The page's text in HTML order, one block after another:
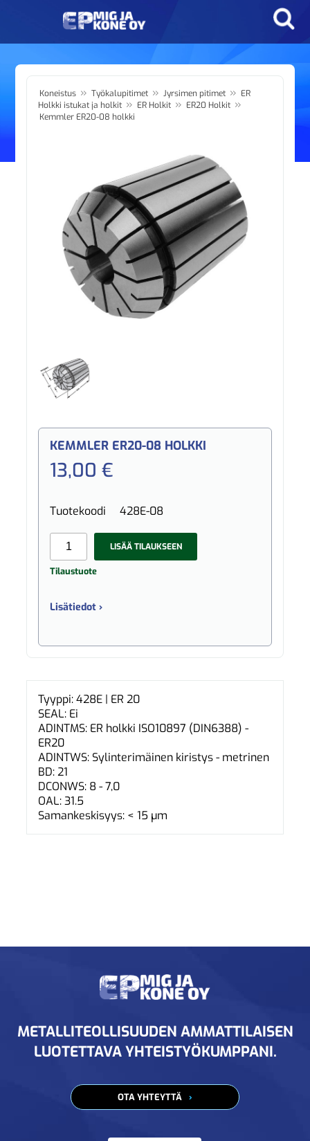
Koneistus » Työkalupitimet » Jyrsimen pitimet » ER
Holkki istukat ja holkit » ER Holkit » ER20 Holkit »
Kemmler ER20-08 holkki
KEMMLER ER20-08 HOLKKI
13,00 €
Tuotekoodi 428E-08
LISÄÄ TILAUKSEEN
Tilaustuote
Lisätiedot ›
Tyyppi: 428E | ER 20
SEAL: Ei
ADINTMS: ER holkki ISO10897 (DIN6388) -
ER20
ADINTWS: Sylinterimäinen kiristys - metrinen
BD: 21
DCONWS: 8 - 7,0
OAL: 31.5
Samankeskisyys: < 15 µm
METALLITEOLLISUUDEN AMMATTILAISEN
LUOTETTAVA YHTEISTYÖKUMPPANI.
OTA YHTEYTTÄ